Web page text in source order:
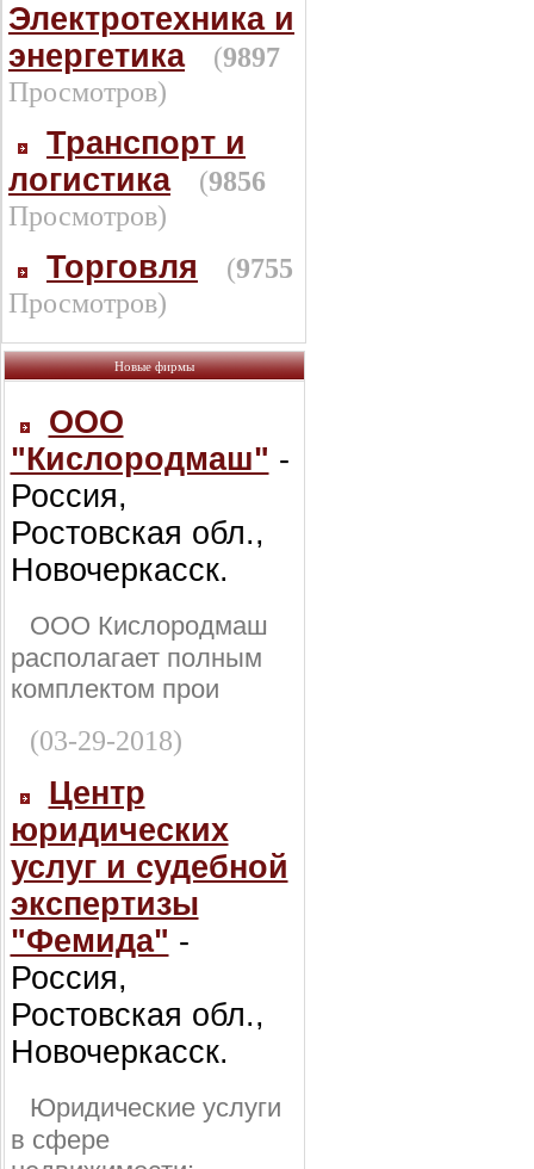
Электротехника и
энергетика
(9897
Просмотров)
Транспорт и
логистика
(9856
Просмотров)
Торговля (9755
Просмотров)
Новые фирмы
ООО
"Кислородмаш" -
Россия,
Ростовская обл.,
Новочеркасск.
ООО Кислородмаш
располагает полным
комплектом прои
(03-29-2018)
Центр
юридических
услуг и судебной
экспертизы
"Фемида" -
Россия,
Ростовская обл.,
Новочеркасск.
Юридические услуги
в сфере